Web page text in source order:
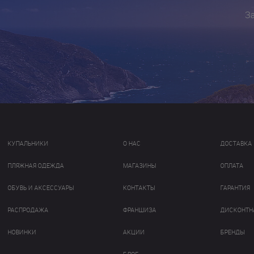
КУПАЛЬНИКИ
ПЛЯЖНАЯ ОДЕЖДА
ОБУВЬ И АКСЕССУАРЫ
РАСПРОДАЖА
НОВИНКИ
О НАС
МАГАЗИНЫ
КОНТАКТЫ
ФРАНШИЗА
АКЦИИ
ДОСТАВКА
ОПЛАТА
ГАРАНТИЯ
БРЕНДЫ